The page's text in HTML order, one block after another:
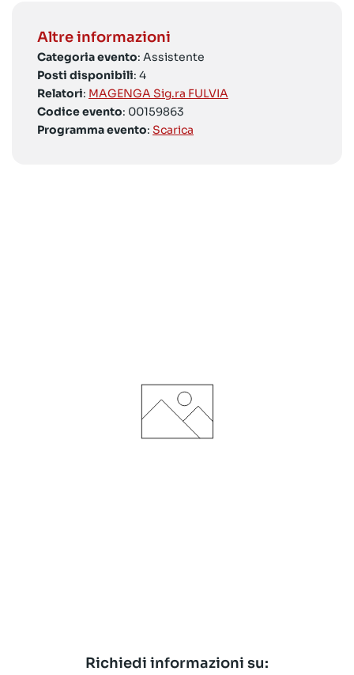
Altre informazioni
Categoria evento: Assistente
Posti disponibili: 4
Relatori: MAGENGA Sig.ra FULVIA
Codice evento: 00159863
Programma evento: Scarica
Richiedi informazioni su: